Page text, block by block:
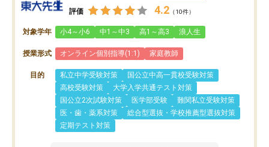
評価 4.2 （10件）
対象学年 小4～小6 中1～中3 高1～高3 浪人生
授業形式 オンライン個別指導(1:1) 家庭教師
目的 私立中学受験対策
国公立中高一貫校受験対策
高校受験対策
大学入学共通テスト対策
国公立2次試験対策
医学部受験
難関私立受験対策
医・歯・薬系対策
総合型選抜・学校推薦型選抜対策
定期テスト対策